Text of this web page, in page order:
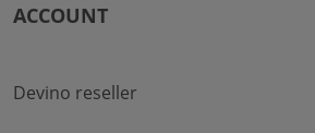
ACCOUNT
Devino reseller